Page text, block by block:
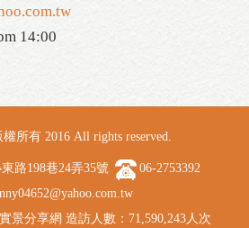
14:00
所有 2016 All rights reserved.
路198巷24弄35號
06-2753392
景分享網 造訪人數：71,590,243人次